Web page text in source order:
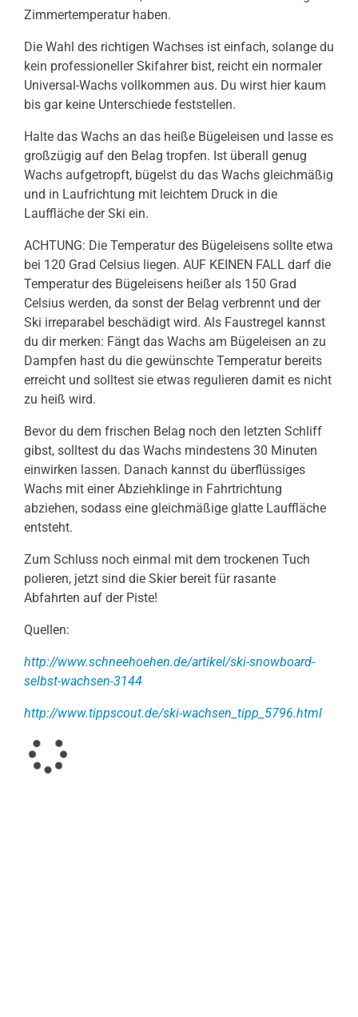
Zimmertemperatur haben.
Die Wahl des richtigen Wachses ist einfach, solange du
kein professioneller Skifahrer bist, reicht ein normaler
Universal-Wachs vollkommen aus. Du wirst hier kaum
bis gar keine Unterschiede feststellen.
Halte das Wachs an das heiße Bügeleisen und lasse es
großzügig auf den Belag tropfen. Ist überall genug
Wachs aufgetropft, bügelst du das Wachs gleichmäßig
und in Laufrichtung mit leichtem Druck in die
Lauffläche der Ski ein.
ACHTUNG: Die Temperatur des Bügeleisens sollte etwa
bei 120 Grad Celsius liegen. AUF KEINEN FALL darf die
Temperatur des Bügeleisens heißer als 150 Grad
Celsius werden, da sonst der Belag verbrennt und der
Ski irreparabel beschädigt wird. Als Faustregel kannst
du dir merken: Fängt das Wachs am Bügeleisen an zu
Dampfen hast du die gewünschte Temperatur bereits
erreicht und solltest sie etwas regulieren damit es nicht
zu heiß wird.
Bevor du dem frischen Belag noch den letzten Schliff
gibst, solltest du das Wachs mindestens 30 Minuten
einwirken lassen. Danach kannst du überflüssiges
Wachs mit einer Abziehklinge in Fahrtrichtung
abziehen, sodass eine gleichmäßige glatte Lauffläche
entsteht.
Zum Schluss noch einmal mit dem trockenen Tuch
polieren, jetzt sind die Skier bereit für rasante
Abfahrten auf der Piste!
Quellen:
http://www.schneehoehen.de/artikel/ski-snowboard-
selbst-wachsen-3144
http://www.tippscout.de/ski-wachsen_tipp_5796.html